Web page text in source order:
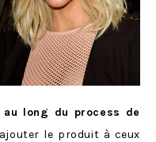
long du process de
le produit à ceux